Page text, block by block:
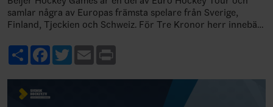
samlar några av Europas främsta spelare från Sverige,
Finland, Tjeckien och Schweiz. För Tre Kronor herr innebär
ShareFacebook
TwitterEmail